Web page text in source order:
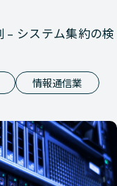
– システム集約の検
情報通信業